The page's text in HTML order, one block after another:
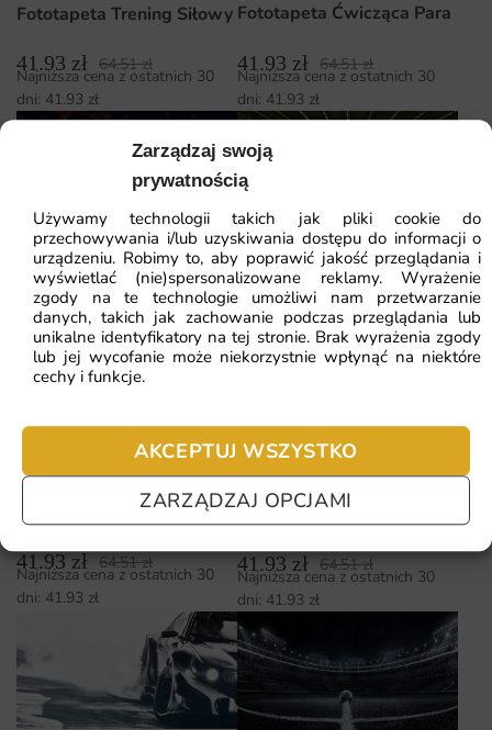
Zarządzaj swoją
prywatnością
Używamy technologii takich jak pliki cookie do
przechowywania i/lub uzyskiwania dostępu do informacji o
urządzeniu. Robimy to, aby poprawić jakość przeglądania i
wyświetlać (nie)spersonalizowane reklamy. Wyrażenie
zgody na te technologie umożliwi nam przetwarzanie
danych, takich jak zachowanie podczas przeglądania lub
unikalne identyfikatory na tej stronie. Brak wyrażenia zgody
lub jej wycofanie może niekorzystnie wpłynąć na niektóre
cechy i funkcje.
AKCEPTUJ WSZYSTKO
ZARZĄDZAJ OPCJAMI
Fototapeta Trening Siłowy
41.93 zł 64.51zł
Najniższa cena z ostatnich 30
dni: 41.93 zł
Fototapeta Ćwicząca Para
41.93 zł 64.51zł
Najniższa cena z ostatnich 30
dni: 41.93 zł
Fototapeta Serwis
Tenisisty
41.93zł 64.51zł
Najniższa cena z ostatnich 30
dni:41.93 zł
Fototapeta Euro 2020
41.93zł 64.51zł
Najniższa cena z ostatnich 30
dni:41.93zł
Fototapeta Stadion
41.93 zł 64.51zł
Najniższa cena z ostatnich 30
dni: 41.93 zł
Fototapeta Stadion Nocą
41.93 zł 64.51zł
Najniższa cena z ostatnich 30
dni: 41.93 zł